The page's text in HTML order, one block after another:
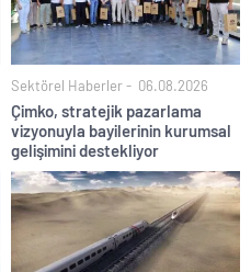
Sektörel Haberler 06.08.2026
Çimko, stratejik pazarlama
vizyonuyla bayilerinin kurumsal
gelişimini destekliyor